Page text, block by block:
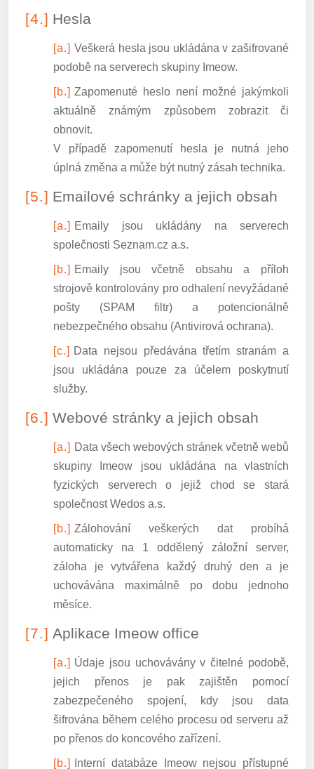
Hesla
Veškerá hesla jsou ukládána v zašifrované
podobě na serverech skupiny Imeow.
Zapomenuté heslo není možné jakýmkoli
aktuálně známým způsobem zobrazit či
obnovit.
V případě zapomenutí hesla je nutná jeho
úplná změna a může být nutný zásah technika.
Emailové schránky a jejich obsah
Emaily jsou ukládány na serverech
společnosti Seznam.cz a.s.
Emaily jsou včetně obsahu a příloh
strojově kontrolovány pro odhalení nevyžádané
pošty (SPAM filtr) a potencionálně
nebezpečného obsahu (Antivirová ochrana).
Data nejsou předávána třetím stranám a
jsou ukládána pouze za účelem poskytnutí
služby.
Webové stránky a jejich obsah
Data všech webových stránek včetně webů
skupiny Imeow jsou ukládána na vlastních
fyzických serverech o jejiž chod se stará
společnost Wedos a.s.
Zálohování veškerých dat probíhá
automaticky na 1 oddělený záložní server,
záloha je vytvářena každý druhý den a je
uchovávána maximálně po dobu jednoho
měsíce.
Aplikace Imeow office
Údaje jsou uchovávány v čitelné podobě,
jejich přenos je pak zajištěn pomocí
zabezpečeného spojení, kdy jsou data
šifrována během celého procesu od serveru až
po přenos do koncového zařízení.
Interní databáze Imeow nejsou přístupné